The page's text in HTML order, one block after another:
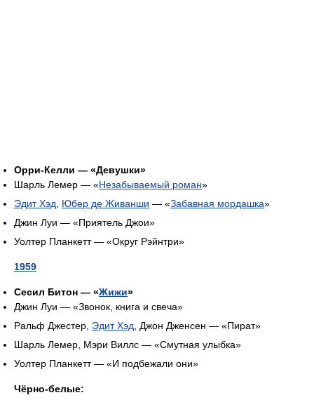
Орри-Келли — «Девушки»
Шарль Лемер — «Незабываемый роман»
Эдит Хэд
Юбер де Живанши — «Забавная мордашка»
Джин Луи — «Приятель Джои»
Уолтер Планкетт — «Округ Рэйнтри»
1959
Сесил Битон — «Жижи»
Джин Луи — «Звонок, книга и свеча»
Ральф Джестер, Эдит Хэд , Джон Дженсен — «Пират»
Шарль Лемер, Мэри Виллс — «Смутная улыбка»
Уолтер Планкетт — «И подбежали они»
Чёрно-белые: